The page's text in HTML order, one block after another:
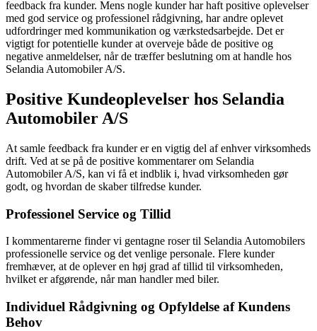
feedback fra kunder. Mens nogle kunder har haft positive oplevelser
med god service og professionel rådgivning, har andre oplevet
udfordringer med kommunikation og værkstedsarbejde. Det er
vigtigt for potentielle kunder at overveje både de positive og
negative anmeldelser, når de træffer beslutning om at handle hos
Selandia Automobiler A/S.
Positive Kundeoplevelser hos Selandia
Automobiler A/S
At samle feedback fra kunder er en vigtig del af enhver virksomheds
drift. Ved at se på de positive kommentarer om Selandia
Automobiler A/S, kan vi få et indblik i, hvad virksomheden gør
godt, og hvordan de skaber tilfredse kunder.
Professionel Service og Tillid
I kommentarerne finder vi gentagne roser til Selandia Automobilers
professionelle service og det venlige personale. Flere kunder
fremhæver, at de oplever en høj grad af tillid til virksomheden,
hvilket er afgørende, når man handler med biler.
Individuel Rådgivning og Opfyldelse af Kundens
Behov